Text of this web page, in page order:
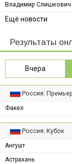
Владимир Слишкович
Ещё новости
Результаты
Вчера
Россия:
Факел
Россия: Кубок
Ангушт
Астрахань